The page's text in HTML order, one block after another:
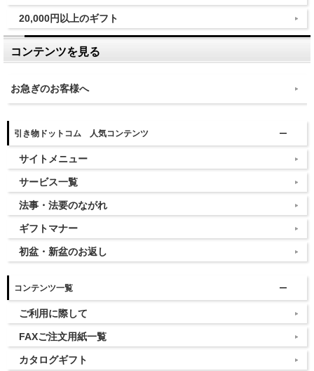
20,000円以上のギフト
コンテンツを見る
お急ぎのお客様へ
引き物ドットコム 人気コンテンツ
サイトメニュー
サービス一覧
法事・法要のながれ
ギフトマナー
初盆・新盆のお返し
コンテンツ一覧
ご利用に際して
FAXご注文用紙一覧
カタログギフト